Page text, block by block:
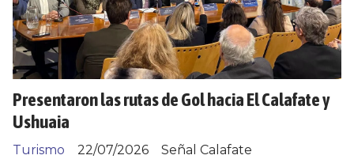
Presentaron las rutas de Gol hacia El Calafate y
Ushuaia
Señal Calafate
Turismo
22/07/2026